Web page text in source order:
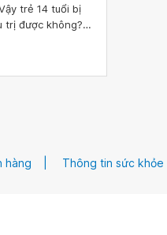
trẻ 14 tuổi bị
trị được không?
nhiêu ạ? Cám
hàng Thông tin sức khỏe